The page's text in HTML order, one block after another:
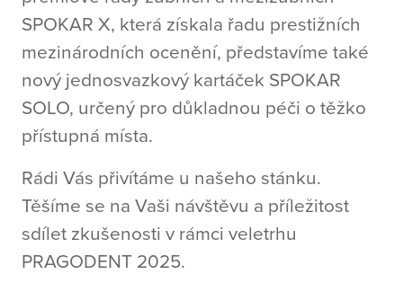
SPOKAR X, která získala řadu prestižních
mezinárodních ocenění, představíme také
nový jednosvazkový kartáček SPOKAR
SOLO, určený pro důkladnou péči o těžko
přístupná místa.
Rádi Vás přivítáme u našeho stánku.
Těšíme se na Vaši návštěvu a příležitost
sdílet zkušenosti v rámci veletrhu
PRAGODENT 2025.